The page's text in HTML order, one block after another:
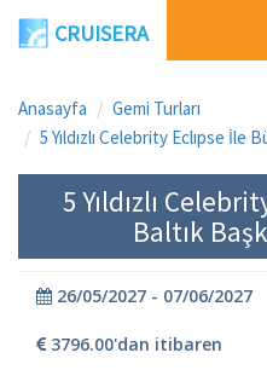
CRUISERA
Anasayfa
Gemi Turları
5 Yıldızlı Celebrity Eclıpse
5 Yıldızlı
Baltık
26/05/2027 - 07/06/2027
3796.00'dan itibaren